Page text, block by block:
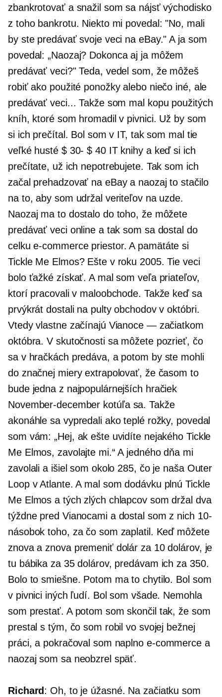
zbankrotovať a snažil som sa nájsť východisko
z toho bankrotu. Niekto mi povedal: "No, mali
by ste predávať svoje veci na eBay." A ja som
povedal: „Naozaj? Dokonca aj ja môžem
predávať veci?" Teda, vedel som, že môžeš
robiť ako použité ponožky alebo niečo iné, ale
predávať veci... Takže som mal kopu použitých
kníh, ktoré som hromadil v pivnici. Už by som
si ich prečítal. Bol som v IT, tak som mal tie
veľké husté $ 30- $ 40IT knihy a keď si ich
prečítate, už ich nepotrebujete. Tak som ich
začal prehadzovať na eBay a naozaj to stačilo
na to, aby som udržal veriteľov na uzde.
Naozaj ma to dostalo do toho, že môžete
predávať veci online a tak som sa dostal do
celkue-commercepriestor. A pamätáte si
Tickle Me Elmos? Ešte v roku 2005. Tie veci
bolo ťažké získať. A mal som veľa priateľov,
ktorí pracovali v maloobchode. Takže keď sa
prvýkrát dostali na pulty obchodov v októbri.
Vtedy vlastne začínajú Vianoce — začiatkom
októbra. V skutočnosti sa môžete pozrieť, čo
sa v hračkách predáva, a potom by ste mohli
do značnej miery extrapolovať, že časom to
bude jedna z najpopulárnejších hračiek
November-december kotúľa sa. Takže
akonáhle sa vypredali ako teplé rožky, povedal
som vám: „Hej, ak ešte uvidíte nejakého Tickle
Me Elmos, zavolajte mi.“ A jedného dňa mi
zavolali a išiel som okolo 285, čo je naša Outer
Loop v Atlante. A mal som dodávku plnú Tickle
Me Elmos a tých zlých chlapcov som držal dva
týždne pred Vianocami a dostal som z nich 10-
násobok toho, za čo som zaplatil. Keď môžete
znova a znova premeniť dolár za 10 dolárov, je
tu bábika za 35 dolárov, predávam ich za 350.
Bolo to smiešne. Potom ma to chytilo. Bol som
v pivnici iných ľudí. Bol som všade. Nemohla
som prestať. A potom som skončil tak, že som
prestal s tým, čo som robil vo svojej bežnej
práci, a pokračoval som naplno e-commercea
naozaj som sa neobzrel späť.
Richard: Oh, to je úžasné. Na začiatku som